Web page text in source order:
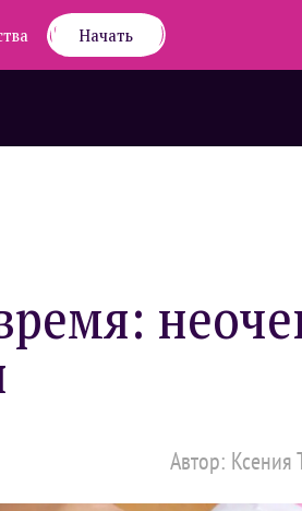
Начать
Автор: Ксения